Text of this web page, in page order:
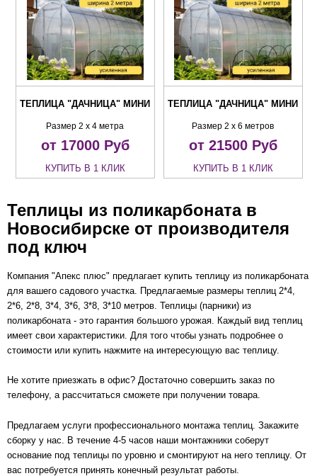
ТЕПЛИЦА "ДАЧНИЦА" МИНИ
Размер 2 х 4 метра
от 17000Руб
КУПИТЬ В 1 КЛИК
ТЕПЛИЦА "ДАЧНИЦА" МИНИ
Размер 2 х 6 метров
от 21500Руб
КУПИТЬ В 1 КЛИК
Теплицы из поликарбоната в
Новосибирске от производителя
под ключ
Компания "Апекс плюс" предлагает купить теплицу из поликарбоната
для вашего садового участка. Предлагаемые размеры теплиц 2*4,
2*6, 2*8, 3*4, 3*6, 3*8, 3*10 метров. Теплицы (парники) из
поликарбоната - это гарантия большого урожая. Каждый вид теплиц
имеет свои характеристики. Д ля того чтобы узнать подробнее о
стоимости или купить нажмите на интересующую вас теплицу.
Не хотите приезжать в офис? Достаточно совершить заказ по
телефону, а рассчитаться сможете при получении товара.
Предлагаем услуги профессионального монтажа теплиц. Закажите
сборку у нас. В течение 4-5 часов наши монтажники соберут
основание под теплицы по уровню и смонтируют на него теплицу. От
вас потребуется принять конечный результат работы.